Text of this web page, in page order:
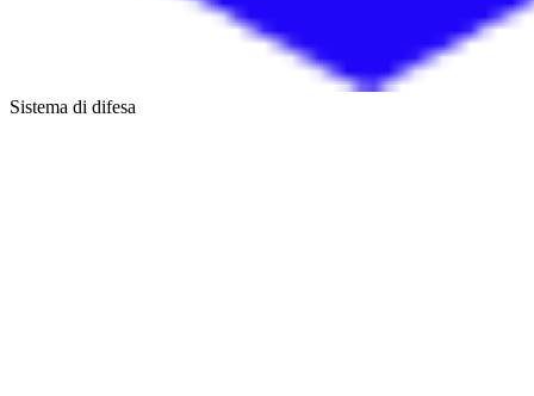
Sistema di difesa